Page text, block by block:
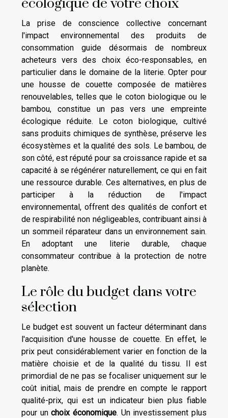
écologique de votre choix
La prise de conscience collective concernant
l'impact environnemental des produits de
consommation guide désormais de nombreux
acheteurs vers des choix éco-responsables, en
particulier dans le domaine de la literie. Opter pour
une housse de couette composée de matières
renouvelables, telles que le coton biologique ou le
bambou, constitue un pas vers une empreinte
écologique réduite. Le coton biologique, cultivé
sans produits chimiques de synthèse, préserve les
écosystèmes et la qualité des sols. Le bambou, de
son côté, est réputé pour sa croissance rapide et sa
capacité à se régénérer naturellement, ce qui en fait
une ressource durable. Ces alternatives, en plus de
participer à la réduction de l'impact
environnemental, offrent des qualités de confort et
de respirabilité non négligeables, contribuant ainsi à
un sommeil réparateur dans un environnement sain.
En adoptant une literie durable, chaque
consommateur contribue à la protection de notre
planète.
Le rôle du budget dans votre
sélection
Le budget est souvent un facteur déterminant dans
l'acquisition d'une housse de couette. En effet, le
prix peut considérablement varier en fonction de la
matière choisie et de la qualité du tissu. Il est
primordial de ne pas se focaliser uniquement sur le
coût initial, mais de prendre en compte le rapport
qualité-prix, qui est un indicateur bien plus fiable
pour unchoix économique. Un investissement plus